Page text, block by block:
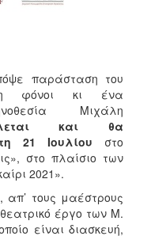
παράσταση του
φόνοι κι ένα
Μιχάλη
και θα
21 Ιουλίου στο
στο πλαίσιο των
2021».
τους μαέστρους
έργο των Μ.
είναι διασκευή,